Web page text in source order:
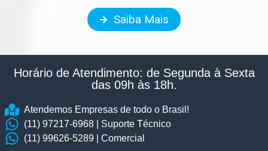
Saiba Mais
Horário de Atendimento: de Segunda à Sexta
das 09h às 18h.​
Atendemos Empresas de todo o Brasil!
(11) 97217-6968 | Suporte Técnico
(11) 99626-5289 | Comercial